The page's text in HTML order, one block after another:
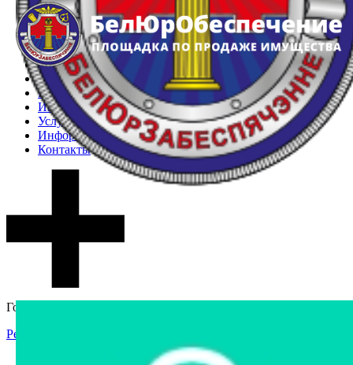
Главная
Арестованное имущество
Реестр несостоявшихся торгов
Реестр переоценок
Частное имущество
Государственное имущество
Интернет-магазин
Интернет-витрина
Услуги
Информация
Контакты
Гостевой доступ
Регистрация